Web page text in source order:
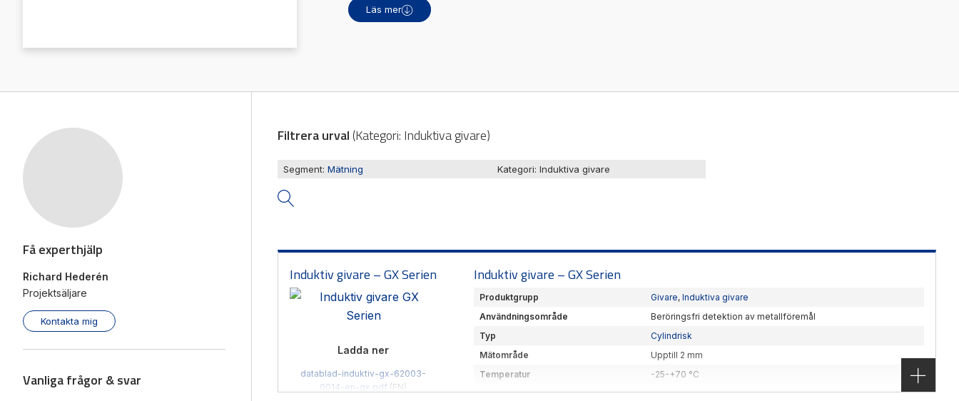
Räknare / Displayer
Läs mer
Få experthjälp
Richard Hederén
Projektsäljare
Kontakta mig
Vanliga frågor & svar
Filtrera urval(Kategori: Induktiva givare)
Segment: Mätning Kategori: Induktiva givare
Induktiv givare – GX Serien
Ladda ner
datablad-induktiv-gx-62003-
0014-en-gx.pdf (EN)
Induktiv givare – GX Serien
Produktgrupp Givare,Induktiva givare
Användningsområde
Beröringsfri detektion av metallföremål
Typ
Cylindrisk
Mätområde
Upptill 2 mm
Temperatur
-25-+70 °C
Längd
30 mm